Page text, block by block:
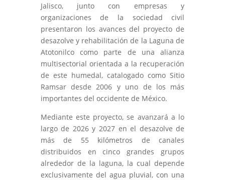
Jalisco, junto con empresas y
organizaciones de la sociedad civil
presentaron los avances del proyecto de
desazolve y rehabilitación de la Laguna de
Atotonilco como parte de una alianza
multisectorial orientada a la recuperación
de este humedal, catalogado como Sitio
Ramsar desde 2006 y uno de los más
importantes del occidente de México.
Mediante este proyecto, se avanzará a lo
largo de 2026 y 2027 en el desazolve de
más de 55 kilómetros de canales
distribuidos en cinco grandes grupos
alrededor de la laguna, la cual depende
exclusivamente del agua pluvial, con una